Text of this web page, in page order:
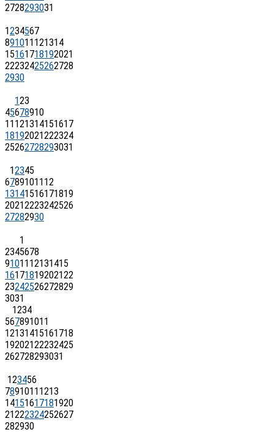
2728293031
1234567
891011 121314
15161718192021
22232425262728
2930
123
45678910
11 121314151617
18192021222324
25262728293031
12345
67891011 12
13141516171819
20212223242526
27282930
1
2345678
91011 12131415
16171819202122
23242526272829
3031
1234
567891011
12131415161718
19202122232425
262728293031
123456
7891011 1213
14151617181920
21222324252627
282930